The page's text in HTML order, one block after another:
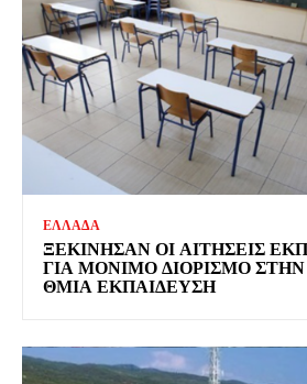
ΕΛΛΑΔΑ
ΞΕΚΊΝΗΣΑΝ ΟΙ ΑΙΤΉΣΕΙΣ
ΓΙΑ ΜΌΝΙΜΟ ΔΙΟΡΙΣΜΌ
ΘΜΙΑ ΕΚΠΑΊΔΕΥΣΗ